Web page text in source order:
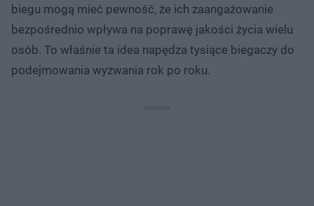
biegu mogą mieć pewność, że ich zaangażowanie
bezpośrednio wpływa na poprawę jakości życia wielu
osób. To właśnie ta idea napędza tysiące biegaczy do
podejmowania wyzwania rok po roku.